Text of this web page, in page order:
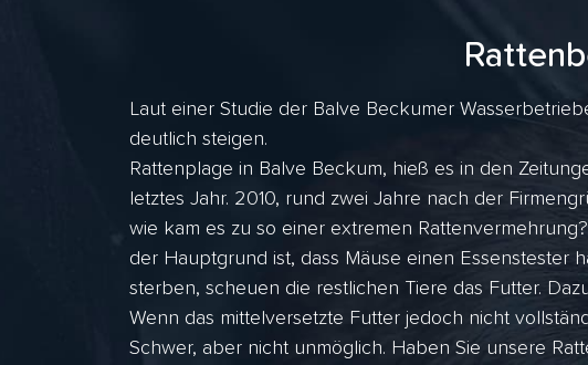
Laut einer Studie der Balve Beckumer
deutlich steigen.
Rattenplage in Balve Beckum, hieß es in den
letztes Jahr. 2010, rund zwei Jahre nach der
wie kam es zu so einer extremen
der Hauptgrund ist, dass Mäuse einen Essenstester
sterben, scheuen die restlichen Tiere das Futter.
Wenn das mittelversetzte Futter jedoch nicht
Schwer, aber nicht unmöglich. Haben Sie unsere